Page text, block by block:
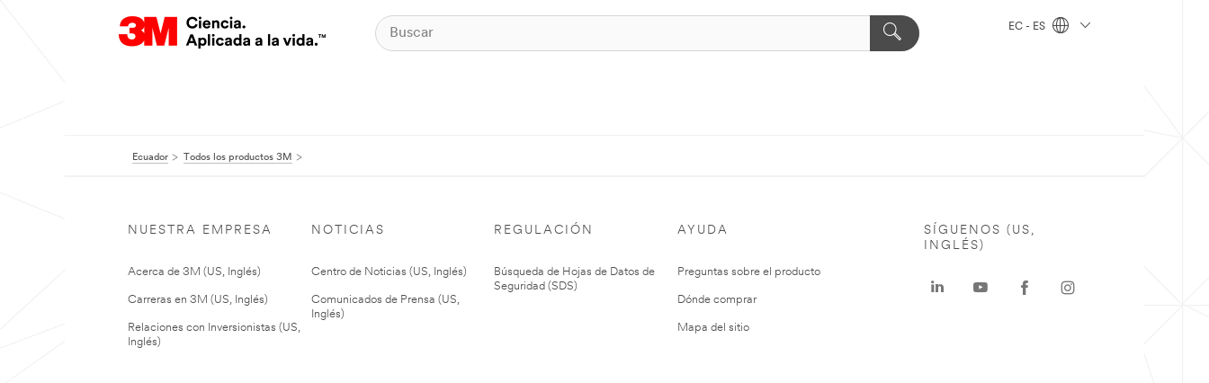
EC - ES
Ecuador Todos los productos 3M
NUESTRA EMPRESA
Acerca de 3M (US, Inglés)
Carreras en 3M (US, Inglés)
Relaciones con Inversionistas (US,
Inglés)
NOTICIAS
Centro de Noticias (US, Inglés)
Comunicados de Prensa (US,
Inglés)
REGULACIÓN
Búsqueda de Hojas de Datos de
Seguridad (SDS)
AYUDA
Preguntas sobre el producto
Dónde comprar
Mapa del sitio
SÍGUENOS (US,
INGLÉS)